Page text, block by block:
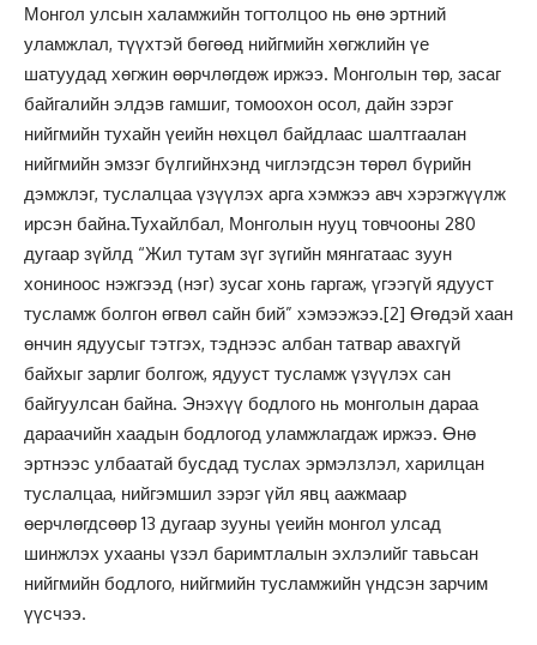
Монгол улсын халамжийн тогтолцоо нь өнө эртний
уламжлал, түүхтэй бөгөөд нийгмийн хөгжлийн үе
шатуудад хөгжин өөрчлөгдөж иржээ. Монголын төр, засаг
байгалийн элдэв гамшиг, томоохон осол, дайн зэрэг
нийгмийн тухайн үеийн нөхцөл байдлаас шалтгаалан
нийгмийн эмзэг бүлгийнхэнд чиглэгдсэн төрөл бүрийн
дэмжлэг, туслалцаа үзүүлэх арга хэмжээ авч хэрэгжүүлж
ирсэн байна.Тухайлбал, Монголын нууц товчооны 280
дугаар зүйлд “Жил тутам зүг зүгийн мянгатаас зуун
хониноос нэжгээд (нэг) зусаг хонь гаргаж, үгээгүй ядууст
тусламж болгон өгвөл сайн бий” хэмээжээ.[2] Өгөдэй хаан
өнчин ядуусыг тэтгэх, тэднээс албан татвар авахгүй
байхыг зарлиг болгож, ядууст тусламж үзүүлэх caн
байгуулсан байна. Энэхүү бодлого нь монголын дараа
дараачийн хаадын бодлогод уламжлагдаж иржээ. Өнө
эртнээс улбаатай бусдад туслах эрмэлзлэл, харилцан
туслалцаа, нийгэмшил зэрэг үйл явц аажмаар
өерчлөгдсөөр 13 дугаар зууны үеийн монгол улсад
шинжлэх ухааны үзэл баримтлалын эхлэлийг тавьсан
нийгмийн бодлого, нийгмийн тусламжийн үндсэн зарчим
үүсчээ.